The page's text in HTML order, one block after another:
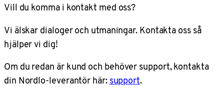
Vill du komma i kontakt med oss?
Vi älskar dialoger och utmaningar. Kontakta oss så
hjälper vi dig!
Om du redan är kund och behöver support, kontakta
din Nordlo-leverantör här:support.